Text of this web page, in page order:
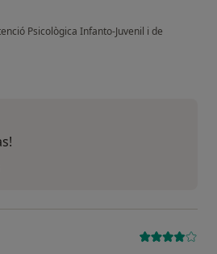
Psicològica Infanto-Juvenil i de
anónimo